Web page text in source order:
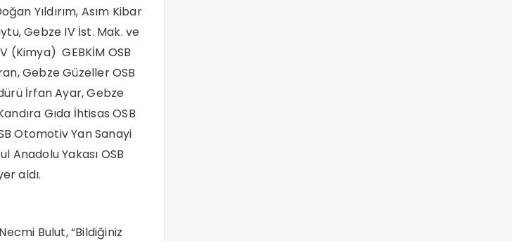
Yıldırım, Asım Kibar
Gebze IV İst. Mak. ve
(Kimya) GEBKİM OSB
Gebze Güzeller OSB
İrfan Ayar, Gebze
Gıda İhtisas OSB
Otomotiv Yan Sanayi
Anadolu Yakası OSB
aldı.
Bulut, “Bildiğiniz